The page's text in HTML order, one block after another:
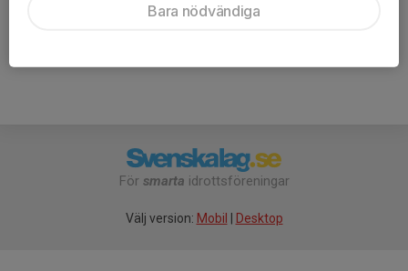
mats.petersson@wiba-automation.se
För smarta idrottsföreningar
Välj version: Mobil Desktop
Bara nödvändiga